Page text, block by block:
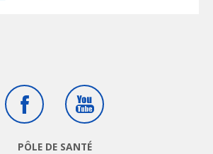
FacebookYoutube
PÔLE DE SANTÉ